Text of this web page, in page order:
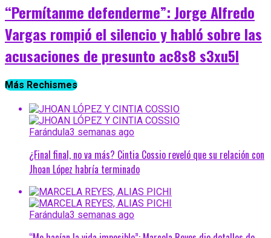
“Permítanme defenderme”: Jorge Alfredo
Vargas rompió el silencio y habló sobre las
acusaciones de presunto ac8s8 s3xu5l
Más Rechismes
Farándula3 semanas ago
¿Final final, no va más? Cintia Cossio reveló que su relación con
Jhoan López habría terminado
Farándula3 semanas ago